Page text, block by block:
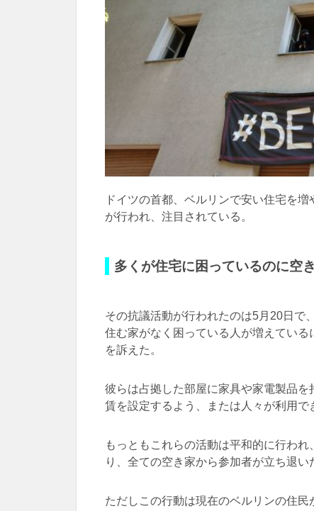
ドイツの首都、ベルリンで安い住宅を
が行われ、注目されている。
多くが住宅に困っているのに空
その抗議活動が行われたのは5月20日で
住む家がなく困っている人が増えてい
を訴えた。
彼らは占拠した部屋に家具や家電製品
賃を設定するよう、または人々が利用で
もっともこれらの活動は平和的に行わ
り、全ての空き家から参加者が立ち退い
ただしこの行動は現在のベルリンの住